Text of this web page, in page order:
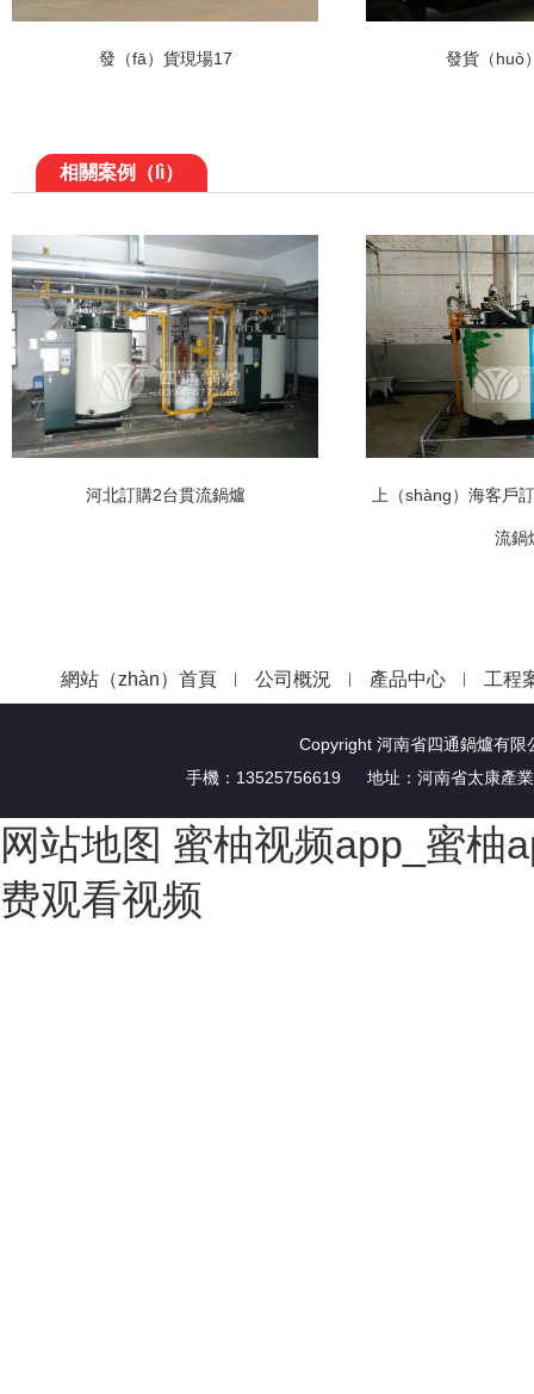
發（fā）貨現場17 發貨（huò
相關案例（lì）
河北訂購2台貫流鍋爐 上（shàng）海客戶
流鍋
網站（zhàn）首頁 公司概況 產品中心 工程
Copyright 河南省四通鍋爐
手機：13525756619 地址：河南省太康產
网站地图 蜜柚视频app_蜜柚
费观看视频